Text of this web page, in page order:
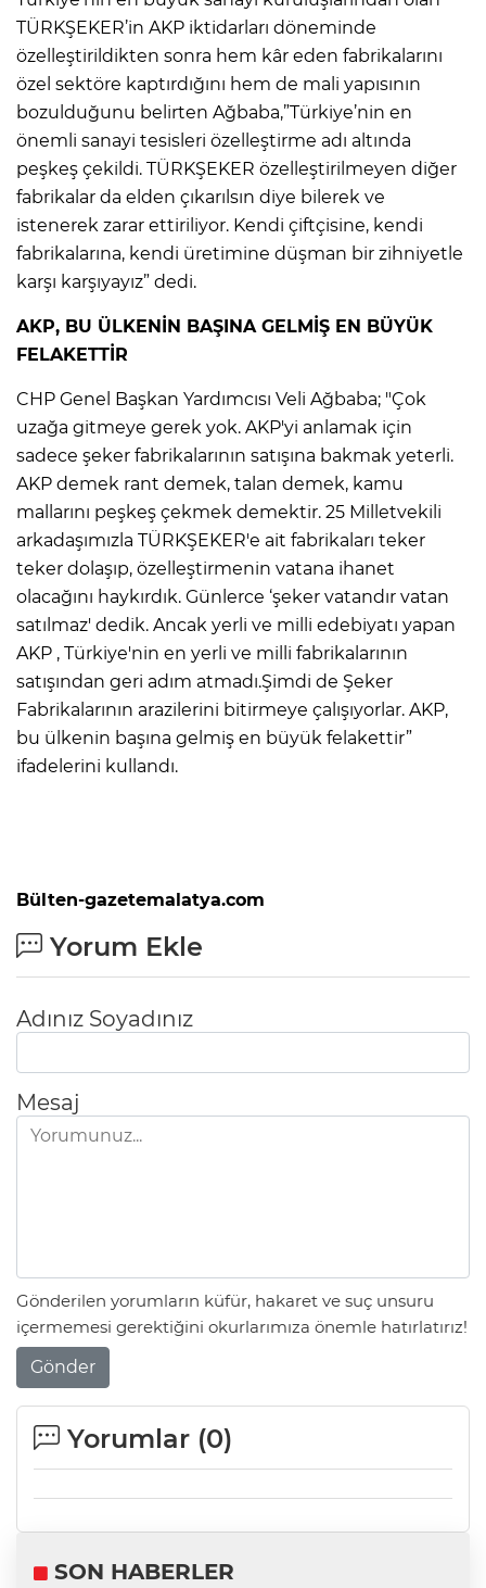
TÜRKŞEKER’in AKP iktidarları döneminde
özelleştirildikten sonra hem kâr eden fabrikalarını
özel sektöre kaptırdığını hem de mali yapısının
bozulduğunu belirten Ağbaba,”Türkiye’nin en
önemli sanayi tesisleri özelleştirme adı altında
peşkeş çekildi. TÜRKŞEKER özelleştirilmeyen diğer
fabrikalar da elden çıkarılsın diye bilerek ve
istenerek zarar ettiriliyor. Kendi çiftçisine, kendi
fabrikalarına, kendi üretimine düşman bir zihniyetle
karşı karşıyayız” dedi.
AKP, BU ÜLKENİN BAŞINA GELMİŞ EN BÜYÜK
FELAKETTİR
CHP Genel Başkan Yardımcısı Veli Ağbaba; "Çok
uzağa gitmeye gerek yok. AKP'yi anlamak için
sadece şeker fabrikalarının satışına bakmak yeterli.
AKP demek rant demek, talan demek, kamu
mallarını peşkeş çekmek demektir. 25 Milletvekili
arkadaşımızla TÜRKŞEKER'e ait fabrikaları teker
teker dolaşıp, özelleştirmenin vatana ihanet
olacağını haykırdık. Günlerce ‘şeker vatandır vatan
satılmaz' dedik. Ancak yerli ve milli edebiyatı yapan
AKP , Türkiye'nin en yerli ve milli fabrikalarının
satışından geri adım atmadı.Şimdi de Şeker
Fabrikalarının arazilerini bitirmeye çalışıyorlar. AKP,
bu ülkenin başına gelmiş en büyük felakettir”
ifadelerini kullandı.
Bülten-gazetemalatya.com
Yorum Ekle
Adınız Soyadınız
Mesaj
Gönderilen yorumların küfür, hakaret ve suç unsuru
içermemesi gerektiğini okurlarımıza önemle hatırlatırız!
Gönder
Yorumlar (0)
SON HABERLER